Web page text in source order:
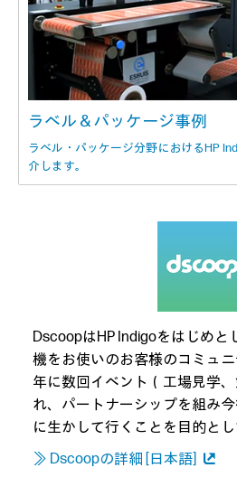
ラベル＆パッケージ事例
ラベル・パッケージ分野におけるHP
介します。
DscoopはHP Indigoをはじめと
機をお使いのお客様のコミュニ
年に数回イベント（工場見学
れ、パートナーシップを組み
に生かして行くことを目的とし
≫ Dscoopの詳細 [日本語]